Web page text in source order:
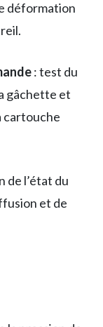
déformation
: test du
gâchette et
cartouche
de l’état du
et de